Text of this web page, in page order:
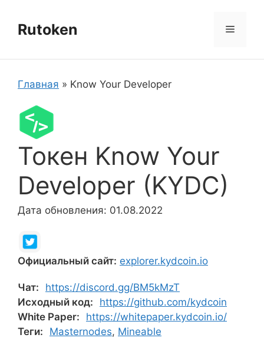
содержимому
Rutoken Меню
Главная » Know Your Developer
Токен Know Your
Developer (KYDC)
Дата обновления: 01.08.2022
Официальный сайт: explorer.kydcoin.io
Чат:
https://discord.gg/BM5kMzT
Исходный код:
https://github.com/kydcoin
White Paper:
https://whitepaper.kydcoin.io/
Теги:
Masternodes, Mineable